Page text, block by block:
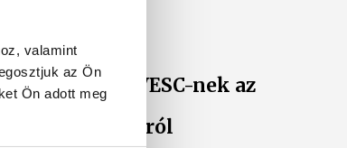
valamint
az Ön
Ön adott megérem a VESC-nek az
világbajnokságról